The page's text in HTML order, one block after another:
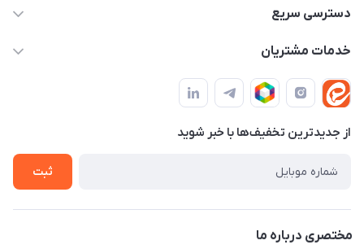
09982430312
دسترسی سریع
حساب کاربری
لیست محصولات
درباره ما
خدمات مشتریان
قوانین و مقررات
حریم خصوصی
راهنما
از جدید‌ترین تخفیف‌ها با‌ خبر شوید
ثبت
مختصری درباره ما